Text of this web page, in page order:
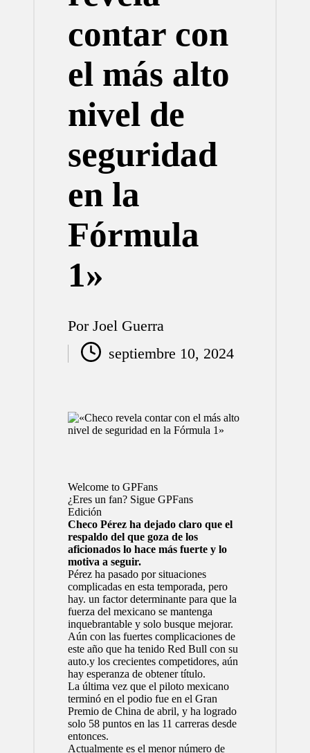
contar con
el más alto
nivel de
seguridad
en la
Fórmula
1»
Publicado
por
Por Joel Guerra
septiembre 10, 2024
Welcome to GPFans
¿Eres un fan? Sigue GPFans
Edición
Checo Pérez ha dejado claro que el
respaldo del que goza de los
aficionados lo hace más fuerte y lo
motiva a seguir.
Pérez ha pasado por situaciones
complicadas en esta temporada, pero
hay. un factor determinante para que la
fuerza del mexicano se mantenga
inquebrantable y solo busque mejorar.
Aún con las fuertes complicaciones de
este año que ha tenido Red Bull con su
auto.y los crecientes competidores, aún
hay esperanza de obtener título.
La última vez que el piloto mexicano
terminó en el podio fue en el Gran
Premio de China de abril, y ha logrado
solo 58 puntos en las 11 carreras desde
entonces.
Actualmente es el menor número de